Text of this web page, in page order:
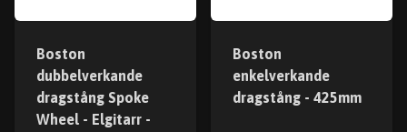
Boston
dubbelverkande
dragstång Spoke
Wheel - Elgitarr -
Boston
enkelverkande
dragstång - 425mm